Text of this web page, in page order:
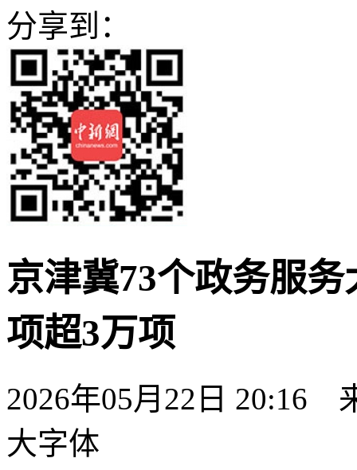
分享到：
京津冀73个政务服
项超3万项
2026年05月22日 20:16
大字体